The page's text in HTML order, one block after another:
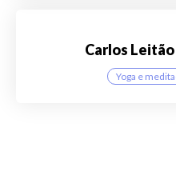
Carlos
Yoga e